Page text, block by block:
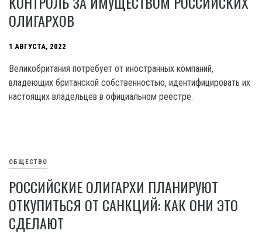
ОЛИГАРХОВ
1 АВГУСТА, 2022
Великобритания потребует от иностранных компаний,
владеющих британской собственностью, идентифицировать их
настоящих владельцев в официальном реестре.
ОБЩЕСТВО
РОССИЙСКИЕ ОЛИГАРХИ ПЛАНИРУЮТ
ОТКУПИТЬСЯ ОТ САНКЦИЙ: КАК ОНИ ЭТО
СДЕЛАЮТ